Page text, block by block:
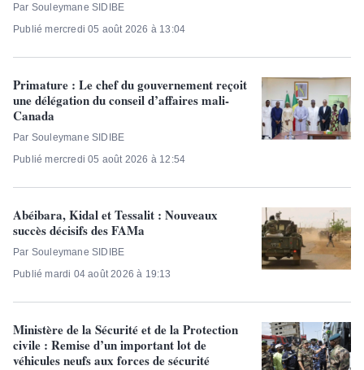
Par Souleymane SIDIBE
Publié mercredi 05 août 2026 à 13:04
Primature : Le chef du gouvernement reçoit
une délégation du conseil d’affaires mali-
Canada
Par Souleymane SIDIBE
Publié mercredi 05 août 2026 à 12:54
Abéibara, Kidal et Tessalit : Nouveaux
succès décisifs des FAMa
Par Souleymane SIDIBE
Publié mardi 04 août 2026 à 19:13
Ministère de la Sécurité et de la Protection
civile : Remise d’un important lot de
véhicules neufs aux forces de sécurité